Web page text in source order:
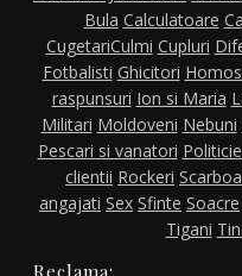
Bula Calculatoare
CugetariCulmi Cupluri
Fotbalisti Ghicitori
raspunsuri Ion si Maria
Militari Moldoveni Nebuni
Pescari si vanatori
clientii Rockeri
angajati Sex Sfinte Soacre
Tigani
Reclama: